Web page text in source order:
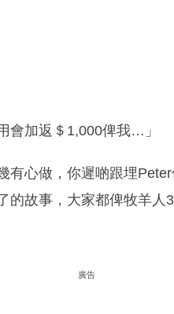
會加返＄1,000俾我…」
有心做，你遲啲跟埋
的故事，大家都俾牧羊人
廣告